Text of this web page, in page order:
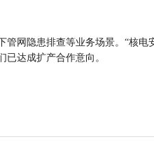
管网隐患排查等业务场景。“核电
达成扩产合作意向。